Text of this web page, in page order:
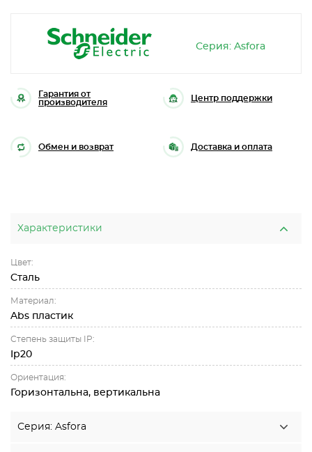
Серия: Asfora
Гарантия от
производителя
Центр поддержки
Обмен и возврат Доставка и оплата
Характеристики
Цвет:
Cталь
Материал:
Abs пластик
Степень защиты IP:
Ip20
Ориентация:
Горизонтальна, вертикальна
Серия: Asfora